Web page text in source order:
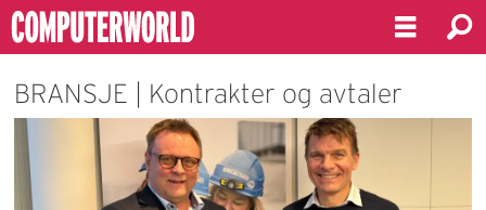
BRANSJE | Kontrakter og avtaler